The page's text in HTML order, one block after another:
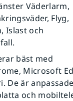
Väderlarm,
Flyg,
Islast och
bäst med
Microsoft
De är
och